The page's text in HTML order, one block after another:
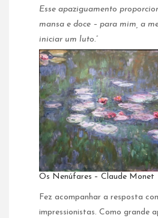
Esse apaziguamento
mansa e doce – para mim, a
iniciar um luto.”
Os Nenúfares – Claude Monet
Fez acompanhar a resposta
impressionistas. Como grande